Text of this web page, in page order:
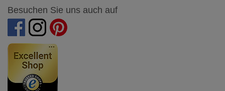
Besuchen Sie uns auch auf